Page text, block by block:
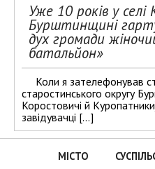
Уже 10 років у селі
Бурштинщині
дух громади
батальйон»
Коли я зателефонував
старостинського округу
Коростовичі й
завідувачці […]
МІСТО